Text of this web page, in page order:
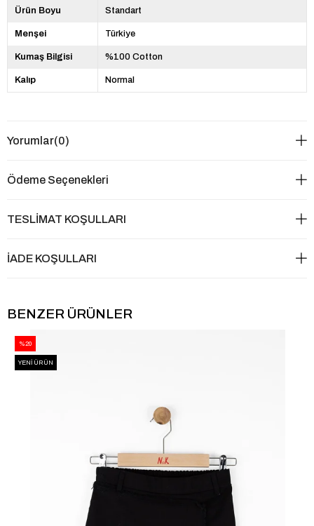
Ürün Boyu Standart
Menşei Türkiye
Kumaş Bilgisi %100 Cotton
Kalıp Normal
Yorumlar(0)
Ödeme Seçenekleri
TESLİMAT KOŞULLARI
İADE KOŞULLARI
BENZER ÜRÜNLER
%20
YENI ÜRÜN